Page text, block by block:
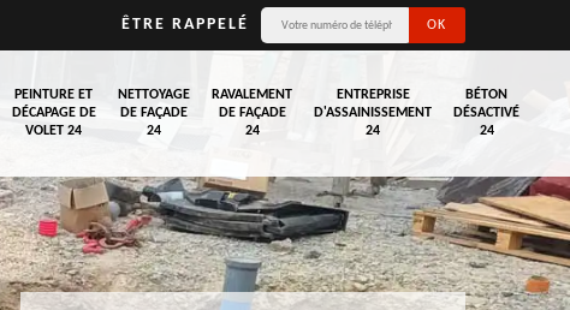
ÊTRE RAPPELÉ
PEINTURE ET
DÉCAPAGE DE
VOLET 24
NETTOYAGE
DE FAÇADE
24
RAVALEMENT
DE FAÇADE
24
ENTREPRISE
D'ASSAINISSEMENT
24
BÉTON
DÉSACTIVÉ
24